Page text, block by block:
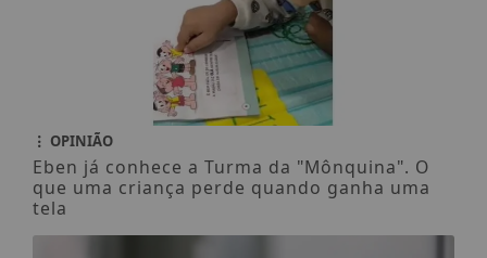
OPINIÃO
Eben já conhece a Turma da "Mônquina". O
que uma criança perde quando ganha uma
tela